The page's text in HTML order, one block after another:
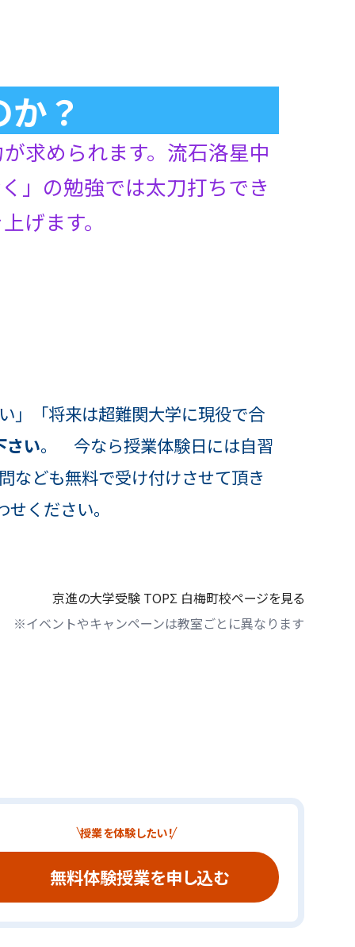
？
求められます。流石洛星中
」の勉強では太刀打ちでき
げます。
」「将来は超難関大学に現役で合
さい。 今なら授業体験日には自習
なども無料で受け付けさせて頂き
ください。
京進の大学受験 TOPΣ 白梅町校ページを見る
※イベントやキャンペーンは教室ごとに異なります
授業を体験したい！
無料体験授業を申し込む